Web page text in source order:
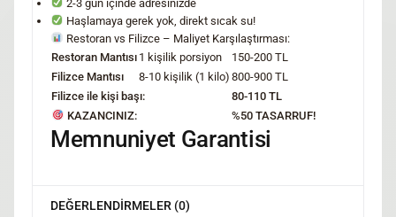
2-3 gün içinde adresinizde
Haşlamaya gerek yok, direkt sıcak su!
Restoran vs Filizce – Maliyet Karşılaştırması:
Restoran Mantısı 1 kişilik porsiyon
150-200 TL
Filizce Mantısı
8-10 kişilik (1 kilo) 800-900 TL
Filizce ile kişi başı:
80-110 TL
KAZANCINIZ:
%50 TASARRUF!
Memnuniyet Garantisi
DEĞERLENDIRMELER (0)